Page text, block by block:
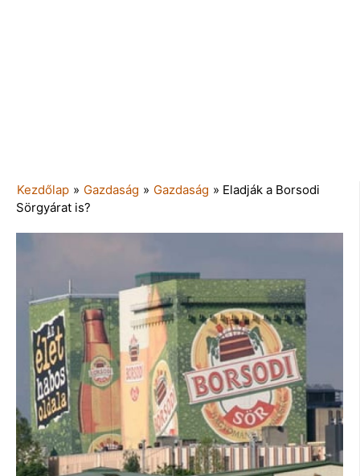
Kezdőlap » Gazdaság » Gazdaság » Eladják a Borsodi
Sörgyárat is?